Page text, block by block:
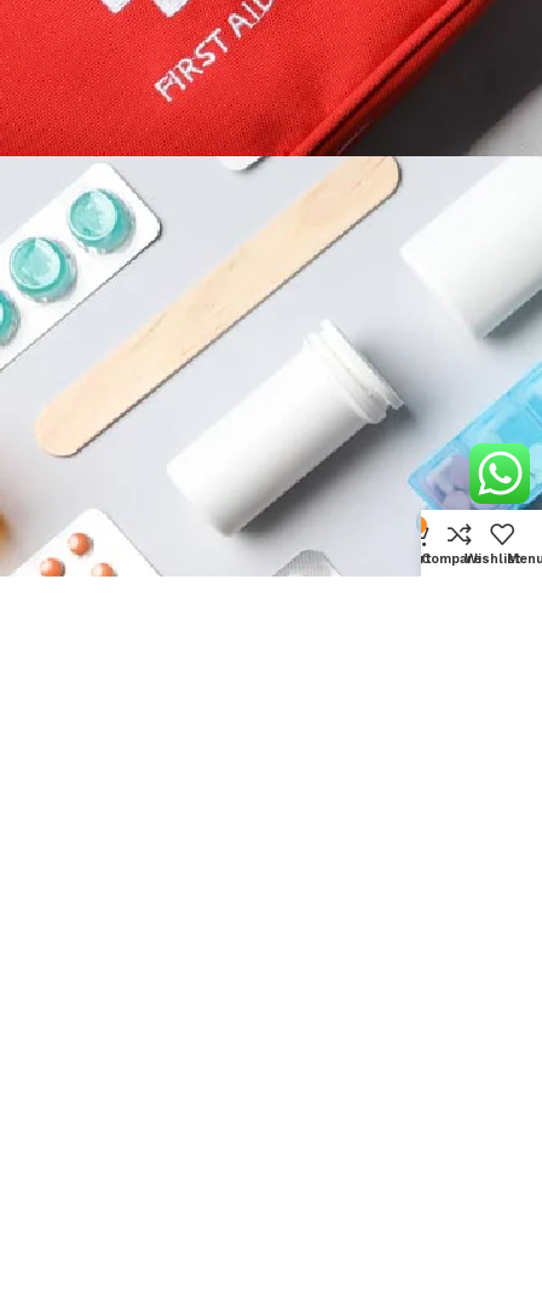
Wishlist
Compare
Cart